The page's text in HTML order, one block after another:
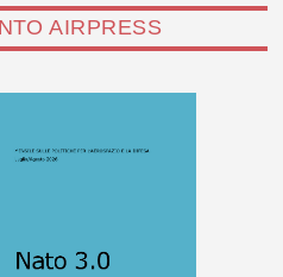
AIRPRESS